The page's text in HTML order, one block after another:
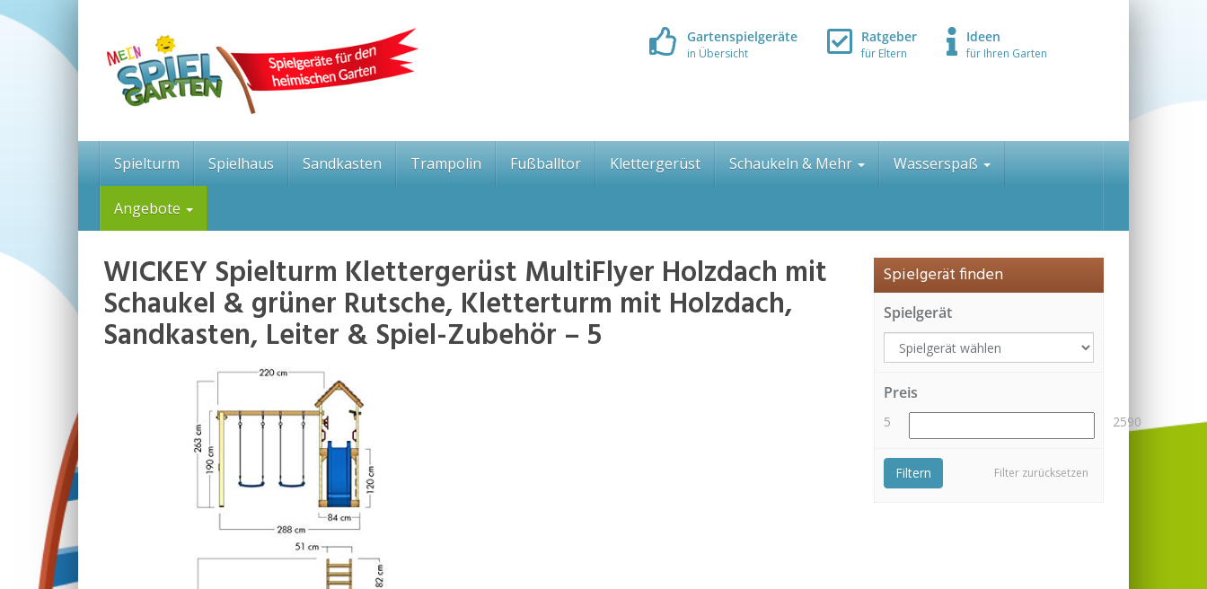
Skip
Gartenspielgeräte
in Übersicht
Ratgeber
für Eltern
Ideen
für Ihren Garten
Spielturm Spielhaus Sandkasten Trampolin Fußballtor Klettergerüst Schaukeln & Mehr Wasserspaß
Angebote
WICKEY Spielturm Klettergerüst MultiFlyer Holzdach mit
Schaukel & grüner Rutsche, Kletterturm mit Holzdach,
Sandkasten, Leiter & Spiel-Zubehör – 5
Spielgerät finden
Spielgerät
Preis
5 2590
Filter zurücksetzen
Filtern